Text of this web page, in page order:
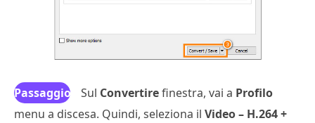
Passaggio
4
Sul Convertirefinestra, vai a Profilo
menu a discesa. Quindi, seleziona il Video – H.264 +